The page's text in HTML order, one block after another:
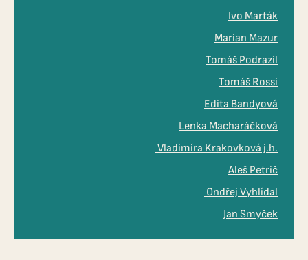
Ivo Marták
Marian Mazur
Tomáš Podrazil
Tomáš Rossi
Edita Bandyová
Lenka Macharáčková
Vladimíra Krakovková j.h.
Aleš Petrič
Ondřej Vyhlídal
Jan Smyček